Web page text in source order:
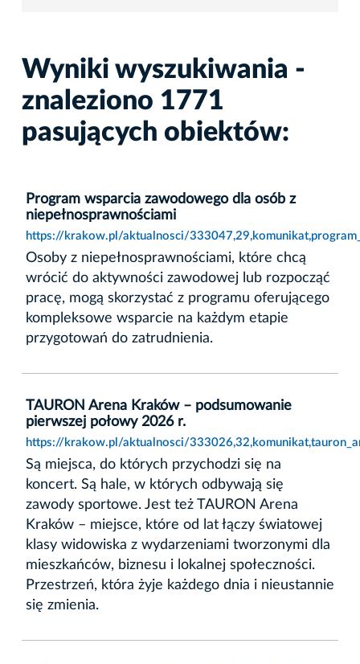
Wyniki wyszukiwania -
znaleziono 1771
pasujących obiektów:
Program wsparcia zawodowego dla osób z
niepełnosprawnościami
https://krakow.pl/aktualnosci/
Osoby z niepełnosprawnościami, które chcą
wrócić do aktywności zawodowej lub rozpocząć
pracę, mogą skorzystać z programu oferującego
kompleksowe wsparcie na każdym etapie
przygotowań do zatrudnienia.
TAURON Arena Kraków – podsumowanie
pierwszej połowy 2026 r.
https://krakow.pl/aktualnosci/
Są miejsca, do których przychodzi się na
koncert. Są hale, w których odbywają się
zawody sportowe. Jest też TAURON Arena
Kraków – miejsce, które od lat łączy światowej
klasy widowiska z wydarzeniami tworzonymi dla
mieszkańców, biznesu i lokalnej społeczności.
Przestrzeń, która żyje każdego dnia i nieustannie
się zmienia.